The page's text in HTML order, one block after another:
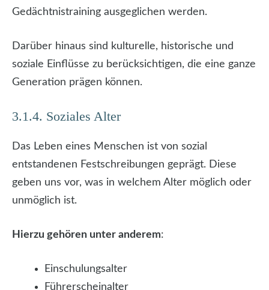
Gedächtnistraining ausgeglichen werden.
Darüber hinaus sind kulturelle, historische und
soziale Einflüsse zu berücksichtigen, die eine ganze
Generation prägen können.
3.1.4. Soziales Alter
Das Leben eines Menschen ist von sozial
entstandenen Festschreibungen geprägt. Diese
geben uns vor, was in welchem Alter möglich oder
unmöglich ist.
Hierzu gehören unter anderem:
Einschulungsalter
Führerscheinalter